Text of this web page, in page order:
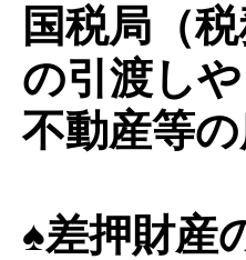
国税局（
の引渡しや
不動産等
♠差押財産